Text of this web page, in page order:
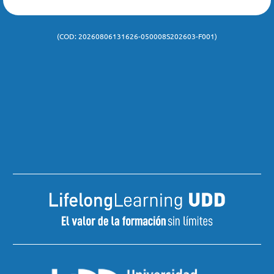
(COD: 20260806131626-050008S202603-F001)